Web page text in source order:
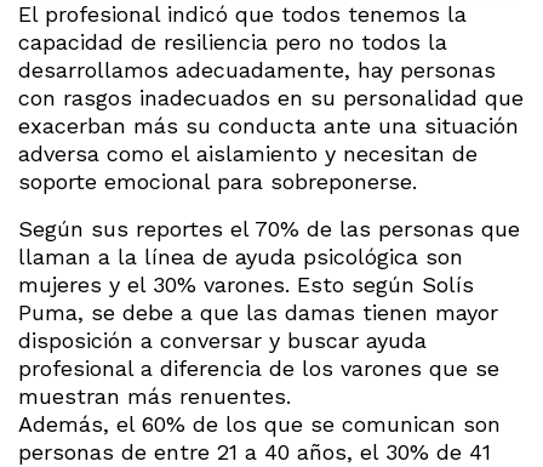
El profesional indicó que todos tenemos la
capacidad de resiliencia pero no todos la
desarrollamos adecuadamente, hay personas
con rasgos inadecuados en su personalidad que
exacerban más su conducta ante una situación
adversa como el aislamiento y necesitan de
soporte emocional para sobreponerse.
Según sus reportes el 70% de las personas que
llaman a la línea de ayuda psicológica son
mujeres y el 30% varones. Esto según Solís
Puma, se debe a que las damas tienen mayor
disposición a conversar y buscar ayuda
profesional a diferencia de los varones que se
muestran más renuentes.
Además, el 60% de los que se comunican son
personas de entre 21 a 40 años, el 30% de 41